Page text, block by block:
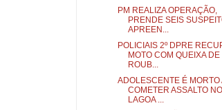
PM REALIZA OPERAÇÃO,
PRENDE SEIS
APREEN...
POLICIAIS 2º DPRE
MOTO COM QUEIXA DE
ROUB...
ADOLESCENTE É MORTO
COMETER ASSALTO NO
LAGOA ...